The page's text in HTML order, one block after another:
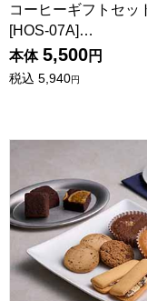
コーヒーギフトセッ
[HOS-07A]…
本体 5,500円
税込 5,940円
ホテルオークラス